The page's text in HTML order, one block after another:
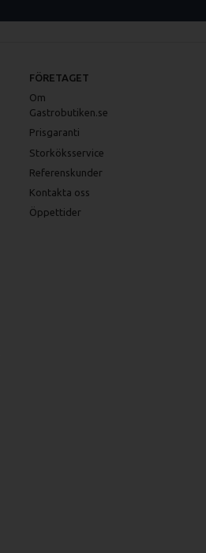
FÖRETAGET
Om
Gastrobutiken.se
Prisgaranti
Storköksservice
Referenskunder
Kontakta oss
Öppettider